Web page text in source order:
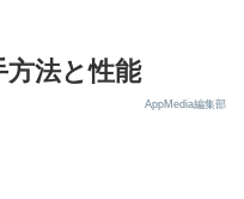
法と性能
AppMedia編集部